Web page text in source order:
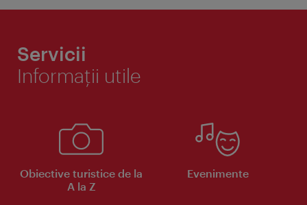
Servicii
Informaţii utile
Obiective turistice de la
A la Z
Evenimente